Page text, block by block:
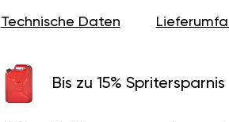
Technische Daten
Bis zu 15% Spritersparnis